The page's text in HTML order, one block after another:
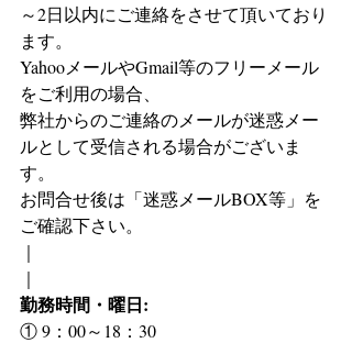
～2日以内にご連絡をさせて頂いており
ます。
YahooメールやGmail等のフリーメール
をご利用の場合、
弊社からのご連絡のメールが迷惑メー
ルとして受信される場合がございま
す。
お問合せ後は「迷惑メールBOX等」を
ご確認下さい。
｜
｜
勤務時間・曜日:
① 9：00～18：30